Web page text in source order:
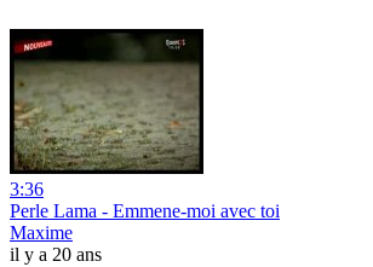
3:36
Perle Lama - Emmene-moi avec toi
Maxime
il y a 20 ans